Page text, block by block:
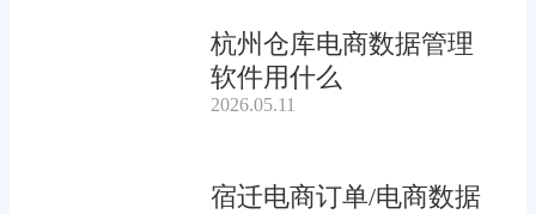
杭州仓库电商数据管理
软件用什么
2026.05.11
宿迁电商订单/电商数据